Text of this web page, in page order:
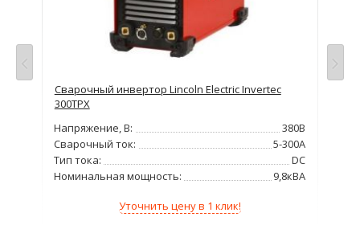
Сварочный инвертор Lincoln Electric Invertec
300TPX
Напряжение, В:
380В
Сварочный ток:
5-300А
Тип тока:
DC
Номинальная мощность:
9,8кВА
Уточнить цену в 1 клик!